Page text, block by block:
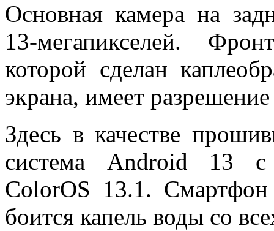
Основная камера на
13-мегапикселей.
которой сделан
экрана, имеет
Здесь в качестве
система Android 13 с
ColorOS 13.1.
боится капель воды со